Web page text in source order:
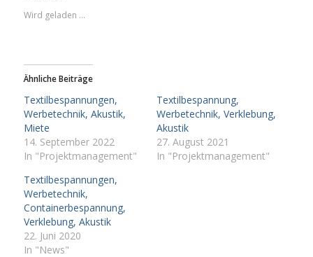
Wird geladen …
Ähnliche Beiträge
Textilbespannungen,
Werbetechnik, Akustik,
Miete
14. September 2022
In "Projektmanagement"
Textilbespannung,
Werbetechnik, Verklebung,
Akustik
27. August 2021
In "Projektmanagement"
Textilbespannungen,
Werbetechnik,
Containerbespannung,
Verklebung, Akustik
22. Juni 2020
In "News"